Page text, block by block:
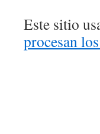
Este sitio
procesan